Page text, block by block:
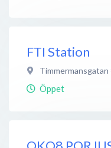
FTI Station
Timmermansgatan
Öppet